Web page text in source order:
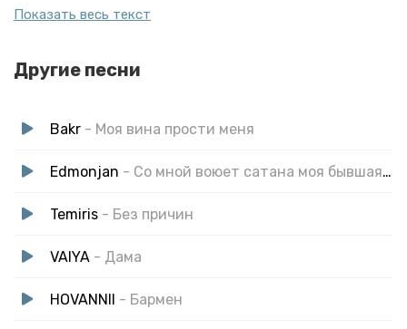
Быстро тают вокруг свечи
Ты глазами ловишь искры эти искры огня
Показать весь текст
Другие песни
Bakr - Моя вина прости меня
Edmonjan - Со мной воюет сатана моя бывшая жена
Temiris - Без причин
VAIYA - Дама
HOVANNII - Бармен